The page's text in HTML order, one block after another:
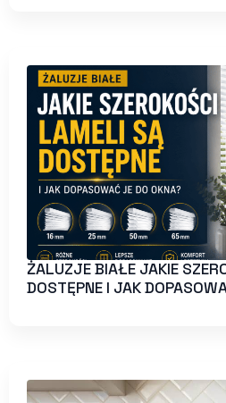
ŻALUZJE BIAŁE JAKIE
DOSTĘPNE I JAK